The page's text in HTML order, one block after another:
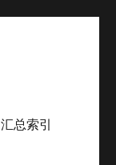
汇总索引